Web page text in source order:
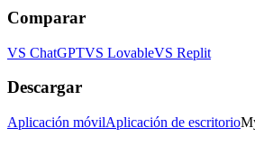
Comparar
VS ChatGPTVS LovableVS Replit
Descargar
Aplicación móvilAplicación de escritorio